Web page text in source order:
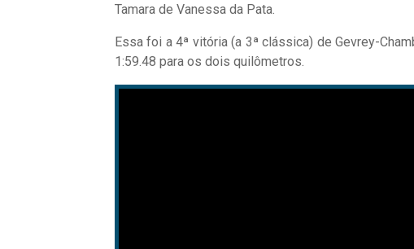
Tamara de Vanessa da Pata.
Essa foi a 4ª vitória (a 3ª clássica) de Gevrey-
1:59.48 para os dois quilômetros.